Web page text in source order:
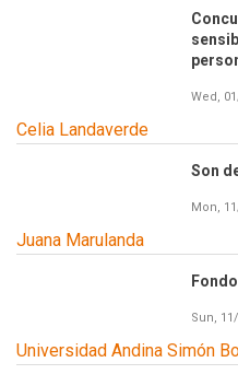
Wed,
Celia Landaverde
Son
Mon,
Juana Marulanda
Sun,
Universidad Andina Simón